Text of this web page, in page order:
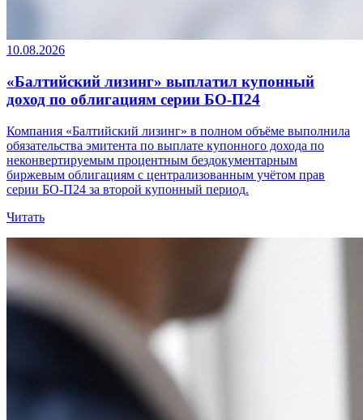
10.08.2026
«Балтийский лизинг» выплатил купонный
доход по облигациям серии БО-П24
Компания «Балтийский лизинг» в полном объёме выполнила
обязательства эмитента по выплате купонного дохода по
неконвертируемым процентным бездокументарным
биржевым облигациям с централизованным учётом прав
серии БО-П24 за второй купонный период.
Читать